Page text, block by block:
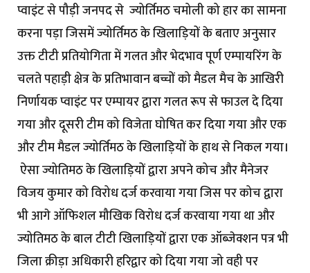
प्वाइंट से पौड़ी जनपद से ज्योर्तिमठ चमोली को हार का सामना
करना पड़ा जिसमें ज्योर्तिमठ के खिलाड़ियों के बताए अनुसार
उक्त टीटी प्रतियोगिता में गलत और भेदभाव पूर्ण एम्पायरिंग के
चलते पहाड़ी क्षेत्र के प्रतिभावान बच्चों को मैडल मैच के आखिरी
निर्णायक प्वाइंट पर एम्पायर द्वारा गलत रूप से फाउल दे दिया
गया और दूसरी टीम को विजेता घोषित कर दिया गया और एक
और टीम मैडल ज्योर्तिमठ के खिलाड़ियों के हाथ से निकल गया।
ऐसा ज्योतिमठ के खिलाड़ियों द्वारा अपने कोच और मैनेजर
विजय कुमार को विरोध दर्ज करवाया गया जिस पर कोच द्वारा
भी आगे ऑफिशल मौखिक विरोध दर्ज करवाया गया था और
ज्योतिमठ के बाल टीटी खिलाड़ियों द्वारा एक ऑब्जेक्शन पत्र भी
जिला क्रीड़ा अधिकारी हरिद्वार को दिया गया जो वही पर